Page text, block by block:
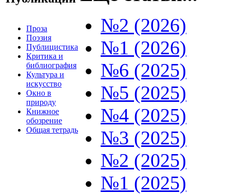
Проза
Поэзия
Публицистика
Критика и
библиография
Культура и
искусство
Окно в
природу
Книжное
обозрение
Общая тетрадь
№2 (2026)
№1 (2026)
№6 (2025)
№5 (2025)
№4 (2025)
№3 (2025)
№2 (2025)
№1 (2025)